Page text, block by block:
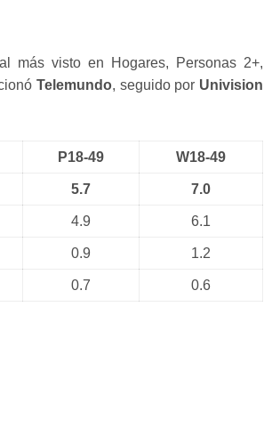
más visto en Hogares, Personas 2+,
Telemundo, seguido por Univision
P18-49 W18-49
5.7 7.0
4.9 6.1
0.9 1.2
0.7 0.6